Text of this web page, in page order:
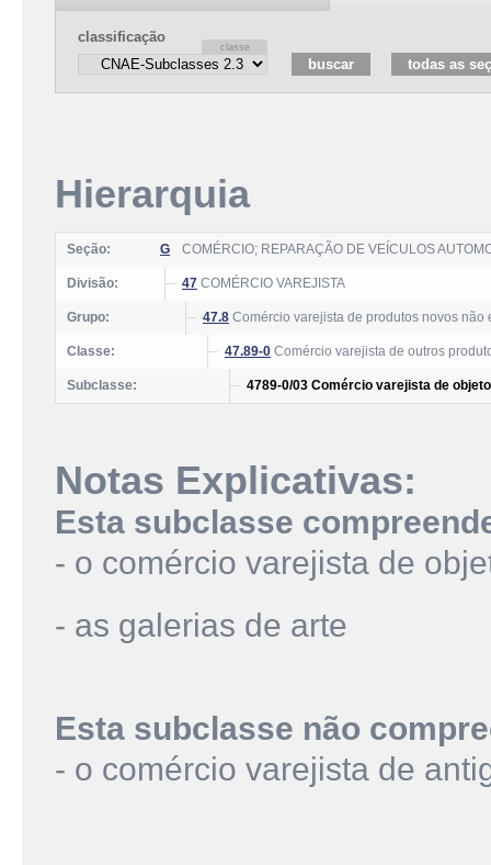
classificação
Hierarquia
Seção: G COMÉRCIO; REPARAÇÃO DE VEÍCULOS
Divisão: 47 COMÉRCIO VAREJISTA
Grupo: 47.8 Comércio varejista de produtos novos
Classe: 47.89-0 Comércio varejista de outros
Subclasse: 4789-0/03 Comércio varejista de
Notas Explicativas:
Esta subclasse
- o comércio varejista de
- as galerias de arte
Esta subclasse não
- o comércio varejista de